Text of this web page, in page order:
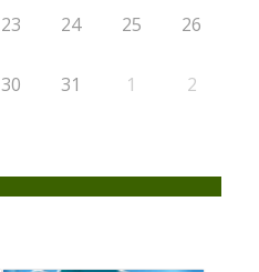
23 24 25 26
30 31 1 2